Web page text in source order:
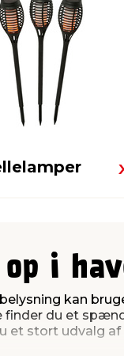
i
kan
finder du et
et stort udvalg